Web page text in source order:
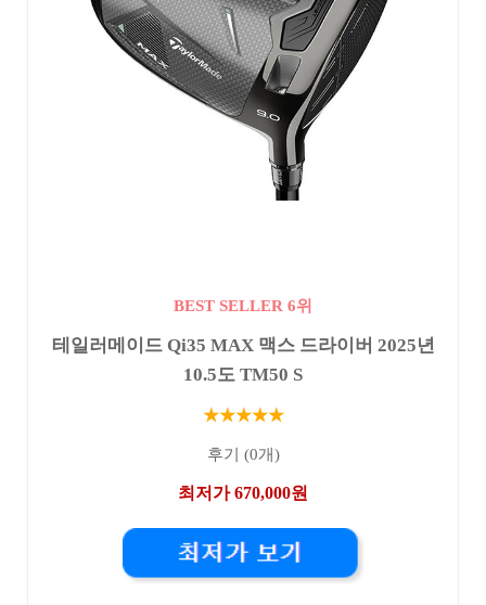
BEST SELLER 6위
테일러메이드 Qi35 MAX 맥스 드라이버 2025년
10.5도 TM50 S
★★★★★
후기 (0개)
최저가 670,000원